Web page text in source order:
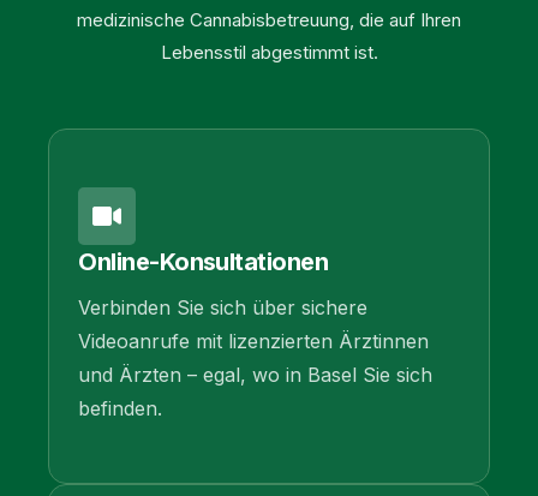
medizinische Cannabisbetreuung, die auf Ihren
Lebensstil abgestimmt ist.
Online-Konsultationen
Verbinden Sie sich über sichere
Videoanrufe mit lizenzierten Ärztinnen
und Ärzten – egal, wo in Basel Sie sich
befinden.